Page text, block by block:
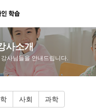
사소개
사님들을 안내드립니다.
사회 과학